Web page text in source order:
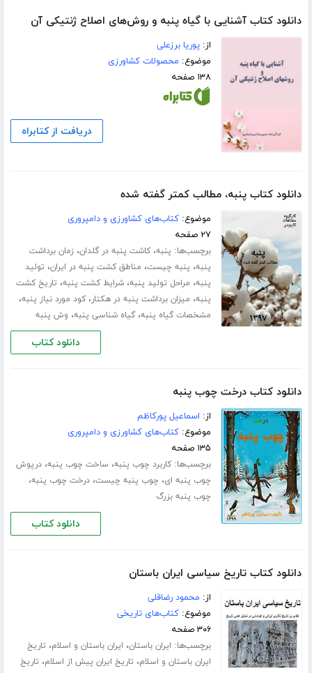
دانلود کتاب آشنایی با گیاه پنبه و روش‌های اصلاح ژنتیکی آن
از:پوریا برزعلی
موضوع: محصولات کشاورزی
۱۳۸ صفحه
دریافت از کتابراه
دانلود کتاب پنبه، مطالب کمتر گفته شده
موضوع:کتاب‌های کشاورزی و دامپروری
۲۷ صفحه
برچسب‌ها: پنبه،کاشت پنبه در گلدان، زمان برداشت
پنبه، پنبه چیست، مناطق کشت پنبه در ایران، تولید
پنبه، مراحل تولید پنبه،شرایط کشت پنبه، تاریخ کشت
پنبه، میزان برداشت پنبه در هکتار،کود مورد نیاز پنبه،
مشخصات گیاه پنبه،گیاه شناسی پنبه، وش پنبه
دانلود کتاب
دانلود کتاب درخت چوب پنبه
از: اسماعیل پورکاظم
موضوع:کتاب‌های کشاورزی و دامپروری
۱۳۵ صفحه
برچسب‌ها:کاربرد چوب پنبه، ساخت چوب پنبه،درپوش
چوب پنبه ای، چوب پنبه چیست،درخت چوب پنبه،
چوب پنبه بزرگ
دانلود کتاب
دانلود کتاب تاریخ سیاسی ایران باستان
از: محمود رضاقلی
موضوع:کتاب‌های تاریخی
۳۰۶ صفحه
برچسب‌ها: ایران باستان، ایران باستان و اسلام، تاریخ
ایران باستان و اسلام، تاریخ ایران پیش از اسلام، تاریخ